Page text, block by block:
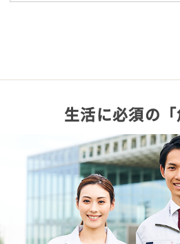
生活に必須の